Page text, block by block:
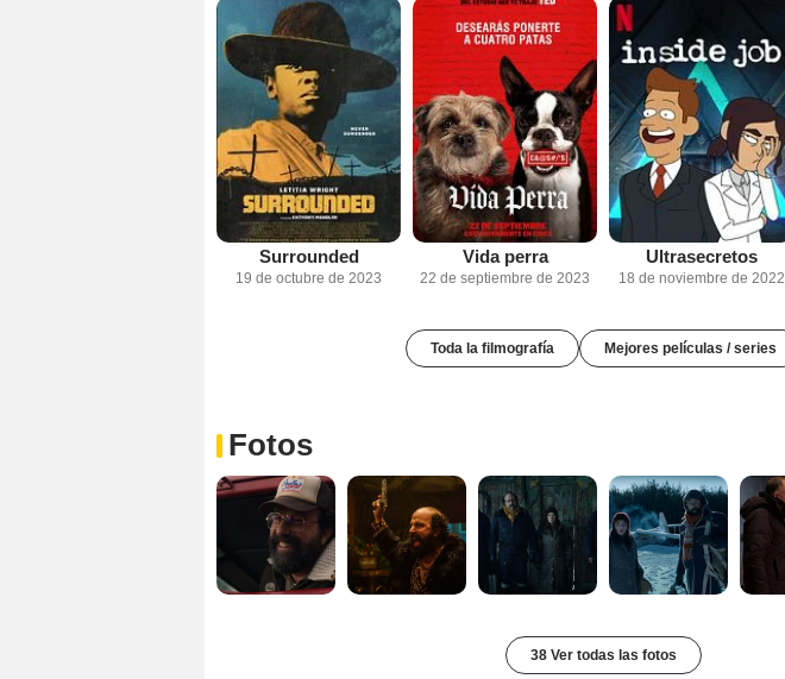
Surrounded
19 de octubre de 2023
Vida perra
22 de septiembre de 2023
Ultrasecretos
18 de noviembre de 2022
Toda la filmografía Mejores películas / series
Fotos
38 Ver todas las fotos